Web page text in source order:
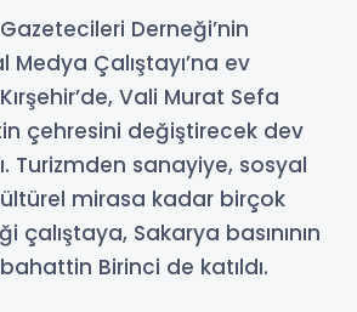
Derneği’nin
Medya Çalıştayı’na ev
Vali Murat Sefa
çehresini değiştirecek dev
Turizmden sanayiye, sosyal
mirasa kadar birçok
çalıştaya, Sakarya basınının
Birinci de katıldı.